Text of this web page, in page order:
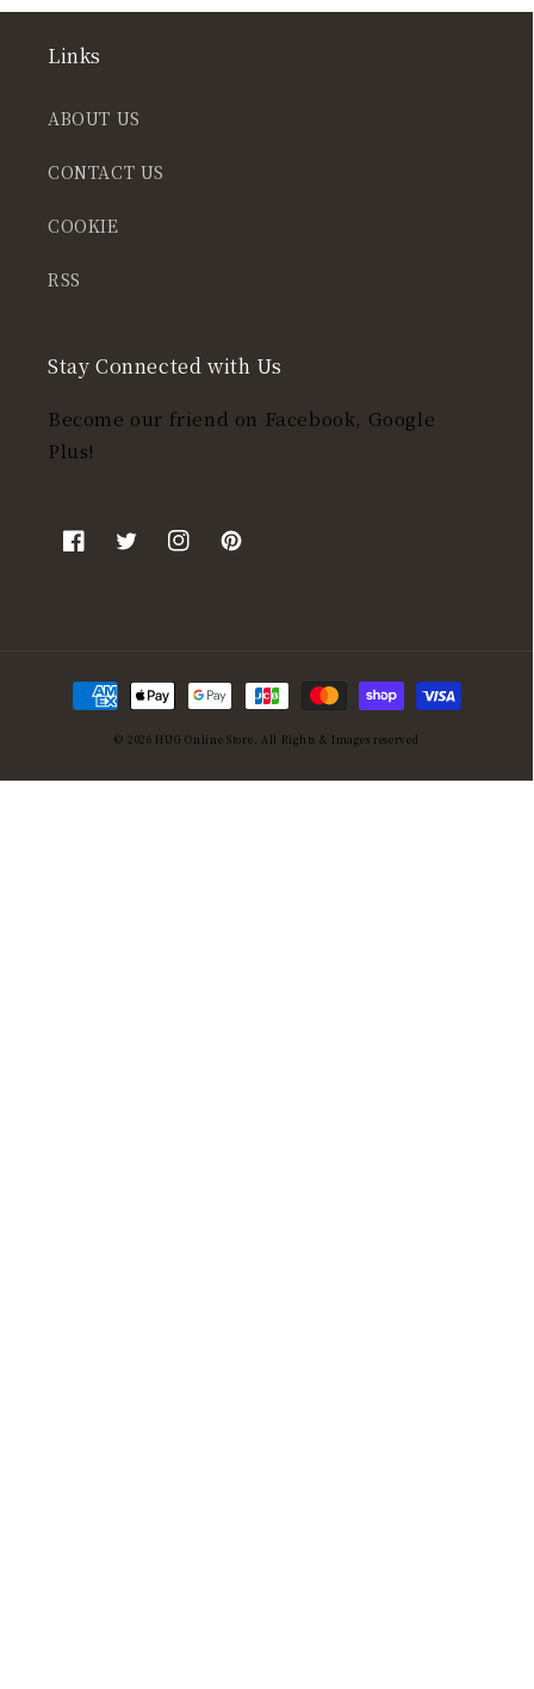
Links
ABOUT US
CONTACT US
COOKIE
RSS
Stay Connected with Us
Become our friend on Facebook, Google
Plus!
FacebookTwitterInstagramPinterest
決
済
法
© 2026 HUG Online Store . All Rights & Images reserved